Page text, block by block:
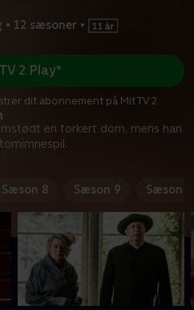
• 12 sæsoner •
en forkert dom, mens han
2 Play*
dit abonnement på Mit TV 2.
Sæson 8 Sæson 9 Sæson